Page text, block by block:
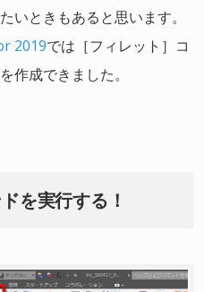
いときもあると思います。
2019では［フィレット］コ
作成できました。
を実行する！